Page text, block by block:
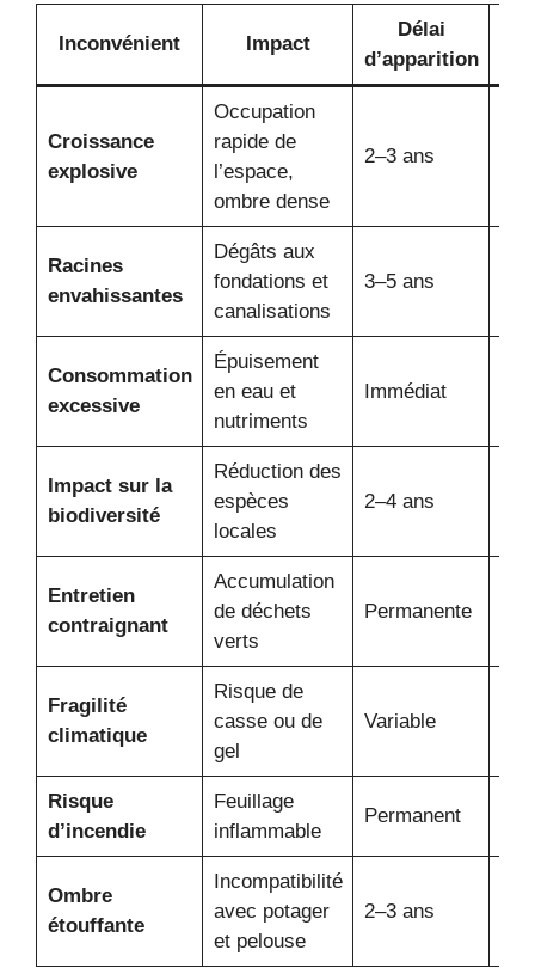
Inconvénient Impact
Délai
d’apparition
Croissance
explosive
Occupation
rapide de
l’espace,
ombre dense
2–3 ans
Racines
envahissantes
Dégâts aux
fondations et
canalisations
3–5 ans
Consommation
excessive
Épuisement
en eau et
nutriments
Immédiat
Impact sur la
biodiversité
Réduction des
espèces
locales
2–4 ans
Entretien
contraignant
Accumulation
de déchets
verts
Permanente
Fragilité
climatique
Risque de
casse ou de
gel
Variable
Risque
d’incendie
Feuillage
inflammable
Permanent
Ombre
étouffante
Incompatibilité
avec potager
et pelouse
2–3 ans